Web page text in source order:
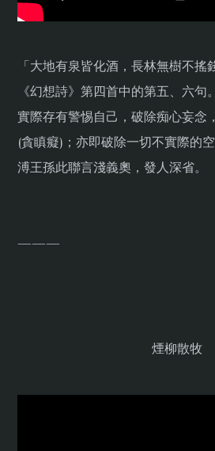
「大地有泉皆化酒，長林無樹不搖
《幻想詩》第四首中的第五、六句
實際存有警惕自己，破除痴心妄念
(貪瞋癡)；亦即破除一切不實際的
溥王孫此聯言淺義奧，發人深省。
———
煙柳散牧